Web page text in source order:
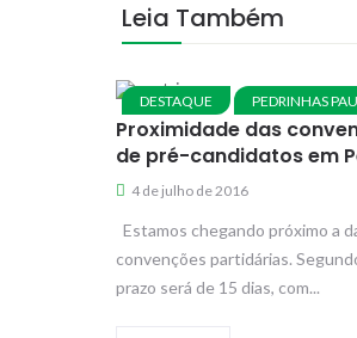
Leia Também
DESTAQUE PEDRINHAS
Proximidade das
de pré-candidatos em
4 de julho de 2016
Estamos chegando próximo a
convenções partidárias.
prazo será de 15 dias, com...